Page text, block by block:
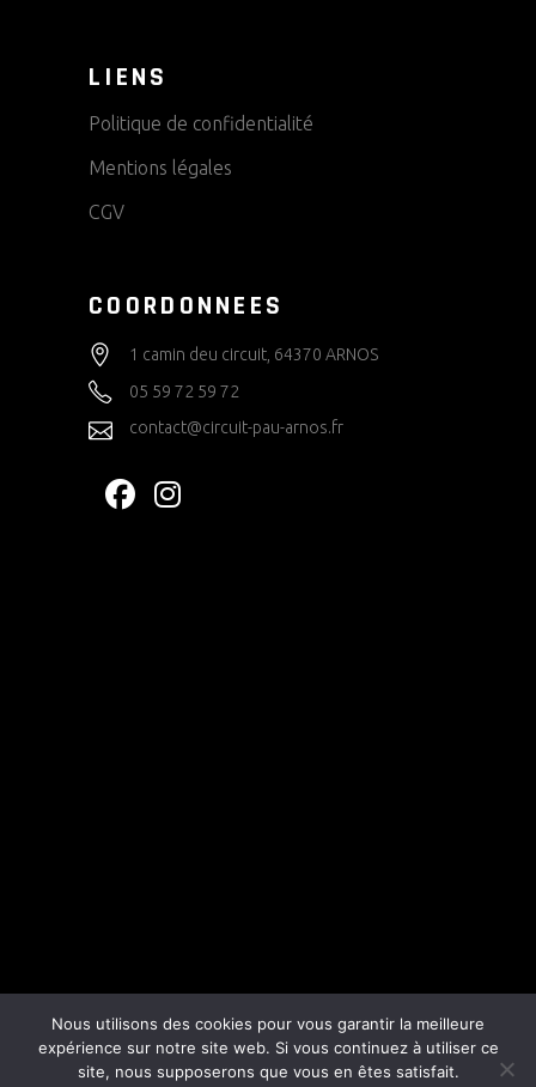
LIENS
Politique de confidentialité
Mentions légales
CGV
COORDONNEES
1 camin deu circuit, 64370 ARNOS
05 59 72 59 72
contact@circuit-pau-arnos.fr
Nous utilisons des cookies pour vous garantir la meilleure
expérience sur notre site web. Si vous continuez à utiliser ce
site, nous supposerons que vous en êtes satisfait.